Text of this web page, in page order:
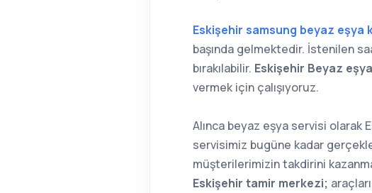
Eskişehir samsung beyaz eşya
başında gelmektedir. İstenilen
bırakılabilir. Eskişehir Beyaz
vermek için çalışıyoruz.
Alınca beyaz eşya servisi olarak
servisimiz bugüne kadar
müşterilerimizin takdirini
Eskişehir tamir merkezi;